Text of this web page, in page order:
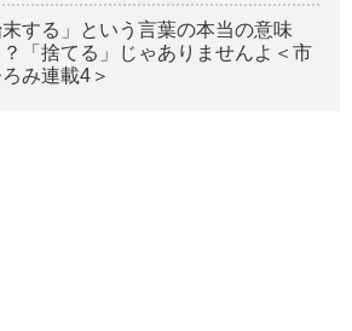
末する」という言葉の本当の意味
「捨てる」じゃありませんよ＜市
み連載4＞